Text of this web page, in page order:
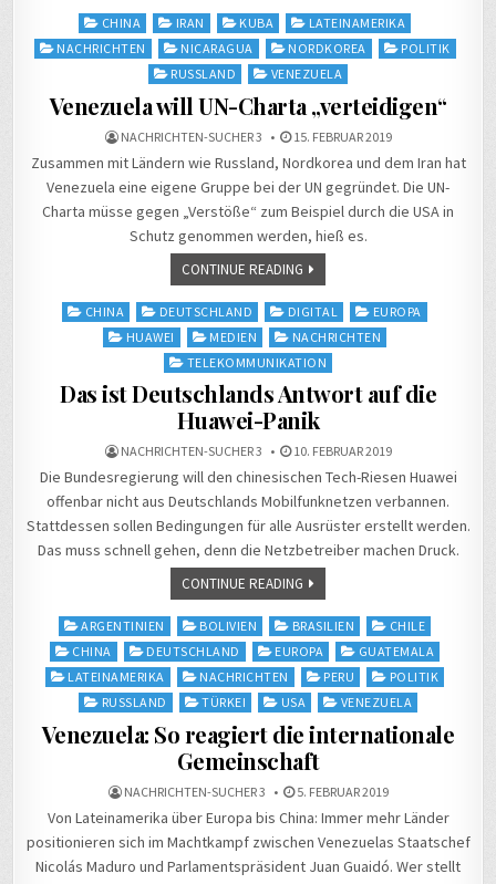
Posted
in
CHINA IRAN KUBA
LATEINAMERIKA
NACHRICHTEN
NICARAGUA NORDKOREA
POLITIK
RUSSLAND
VENEZUELA
Venezuela will UN-Charta „verteidigen“
NACHRICHTEN-SUCHER 3 15. FEBRUAR 2019
Zusammen mit Ländern wie Russland, Nordkorea und dem Iran hat
Venezuela eine eigene Gruppe bei der UN gegründet. Die UN-
Charta müsse gegen „Verstöße“ zum Beispiel durch die USA in
Schutz genommen werden, hieß es.
CONTINUE READING
Posted
CHINA DEUTSCHLAND DIGITAL
EUROPA
HUAWEI
MEDIEN
NACHRICHTEN
TELEKOMMUNIKATION
Das ist Deutschlands Antwort auf die
Huawei-Panik
NACHRICHTEN-SUCHER 3 10. FEBRUAR 2019
Die Bundesregierung will den chinesischen Tech-Riesen Huawei
offenbar nicht aus Deutschlands Mobilfunknetzen verbannen.
Stattdessen sollen Bedingungen für alle Ausrüster erstellt werden.
Das muss schnell gehen, denn die Netzbetreiber machen Druck.
CONTINUE READING
Posted
in
ARGENTINIEN BOLIVIEN BRASILIEN
CHILE
CHINA
DEUTSCHLAND EUROPA
GUATEMALA
LATEINAMERIKA
NACHRICHTEN PERU
POLITIK
RUSSLAND
TÜRKEI USA VENEZUELA
Venezuela: So reagiert die internationale
Gemeinschaft
NACHRICHTEN-SUCHER 3 5. FEBRUAR 2019
Von Lateinamerika über Europa bis China: Immer mehr Länder
positionieren sich im Machtkampf zwischen Venezuelas Staatschef
Nicolás Maduro und Parlamentspräsident Juan Guaidó. Wer stellt